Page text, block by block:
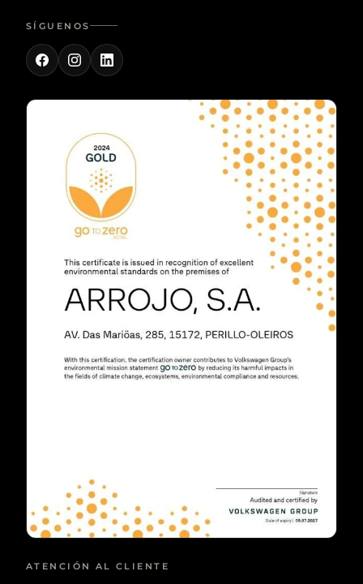
SÍGUENOS
ATENCIÓN AL CLIENTE